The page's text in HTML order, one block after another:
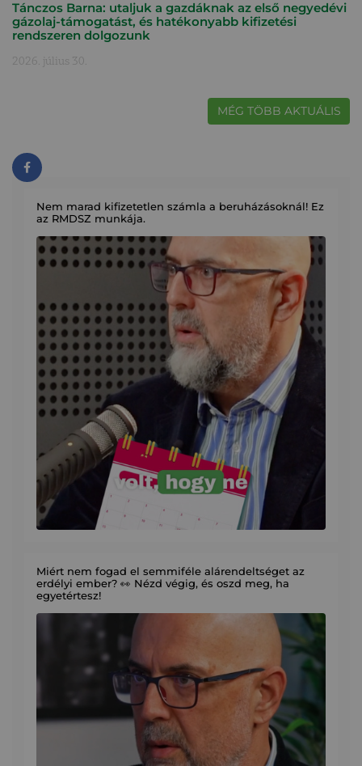
Tánczos Barna: utaljuk a gazdáknak az első negyedévi
gázolaj-támogatást, és hatékonyabb kifizetési
rendszeren dolgozunk
2026. július 30.
MÉG TÖBB AKTUÁLIS
Nem marad kifizetetlen számla a beruházásoknál! Ez
az RMDSZ munkája.
Miért nem fogad el semmiféle alárendeltséget az
erdélyi ember? 👀 Nézd végig, és oszd meg, ha
egyetértesz!